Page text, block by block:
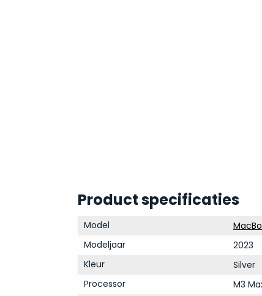
Product specificaties
Model
Modeljaar
2023
Kleur
Silver
Processor
M3